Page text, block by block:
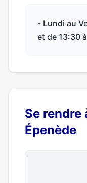
- Lundi au
et de 13:30
Se rendre
Épenède